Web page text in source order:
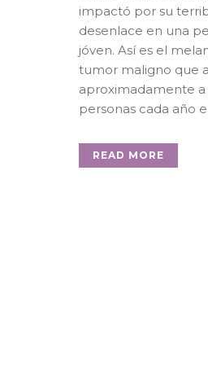
impactó por su
desenlace en una
jóven. Así es el
tumor maligno que
aproximadamente a
personas cada año
READ MORE